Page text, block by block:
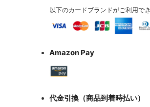
以下のカードブランドがご利用でき
Amazon Pay
代金引換（商品到着時払い）